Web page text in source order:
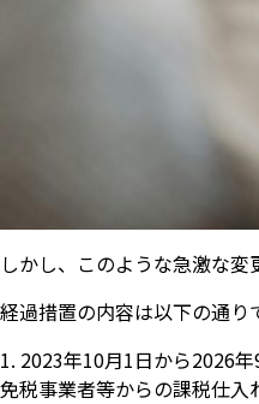
しかし、このような急激な
経過措置の内容は以下の通り
2023年10月1日から2026
免税事業者等からの課税仕